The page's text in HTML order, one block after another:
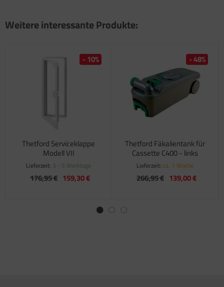
Weitere interessante Produkte:
Thetford Serviceklappe
Modell VII
Lieferzeit: 3 - 5 Werktage
176,95 € 159,30 €
- 10%
Thetford Fäkalientank für
Cassette C400 - links
Lieferzeit: ca. 1 Woche
266,95 € 139,00 €
- 48%